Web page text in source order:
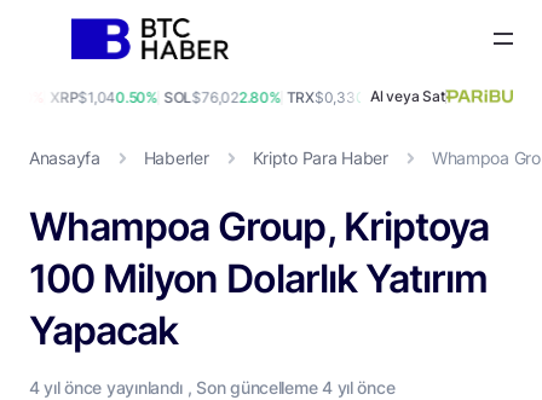
XRP$1,040.50% SOL$76,022.80% TRX$0,330.60% DOGE$0,070.00%
Al veya Sat
Anasayfa Haberler Kripto Para Haber Whampoa
Whampoa Group, Kriptoya
100 Milyon Dolarlık Yatırım
Yapacak
4 yılönce yayınlandı , Son güncelleme4 yılönce